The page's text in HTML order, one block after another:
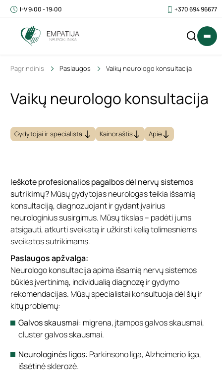
I-V 9:00 - 19:00 +370 694 96677
IŠ
Pagrindinis Paslaugos Vaikų neurologo konsultacija
Vaikų neurologo konsultacija
Gydytojai ir specialistai Kainoraštis Apie
Ieškote profesionalios pagalbos dėl nervų sistemos
sutrikimų?Mūsų gydytojas neurologas teikia išsamią
konsultaciją, diagnozuojant ir gydant įvairius
neurologinius susirgimus. Mūsų tikslas – padėti jums
atsigauti, atkurti sveikatą ir užkirsti kelią tolimesniems
sveikatos sutrikimams.
Paslaugos apžvalga:
Neurologo konsultacija apima išsamią nervų sistemos
būklės įvertinimą, individualią diagnozę ir gydymo
rekomendacijas. Mūsų specialistai konsultuoja dėl šių ir
kitų problemų:
Galvos skausmai: migrena, įtampos galvos skausmai,
cluster galvos skausmai.
Neurologinės ligos: Parkinsono liga, Alzheimerio liga,
išsėtinė sklerozė.